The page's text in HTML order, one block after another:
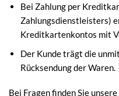
Bei Zahlung per
Zahlungsdienstleisters)
Kreditkartenkontos mit
Der Kunde trägt die
Rücksendung der Waren.
Bei Fragen finden Sie